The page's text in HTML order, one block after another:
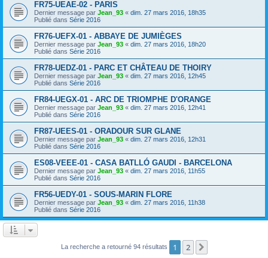
FR75-UEAE-02 - PARIS
Dernier message par Jean_93 « dim. 27 mars 2016, 18h35
Publié dans Série 2016
FR76-UEFX-01 - ABBAYE DE JUMIÈGES
Dernier message par Jean_93 « dim. 27 mars 2016, 18h20
Publié dans Série 2016
FR78-UEDZ-01 - PARC ET CHÂTEAU DE THOIRY
Dernier message par Jean_93 « dim. 27 mars 2016, 12h45
Publié dans Série 2016
FR84-UEGX-01 - ARC DE TRIOMPHE D'ORANGE
Dernier message par Jean_93 « dim. 27 mars 2016, 12h41
Publié dans Série 2016
FR87-UEES-01 - ORADOUR SUR GLANE
Dernier message par Jean_93 « dim. 27 mars 2016, 12h31
Publié dans Série 2016
ES08-VEEE-01 - CASA BATLLÓ GAUDI - BARCELONA
Dernier message par Jean_93 « dim. 27 mars 2016, 11h55
Publié dans Série 2016
FR56-UEDY-01 - SOUS-MARIN FLORE
Dernier message par Jean_93 « dim. 27 mars 2016, 11h38
Publié dans Série 2016
La recherche a retourné 94 résultats 1 2